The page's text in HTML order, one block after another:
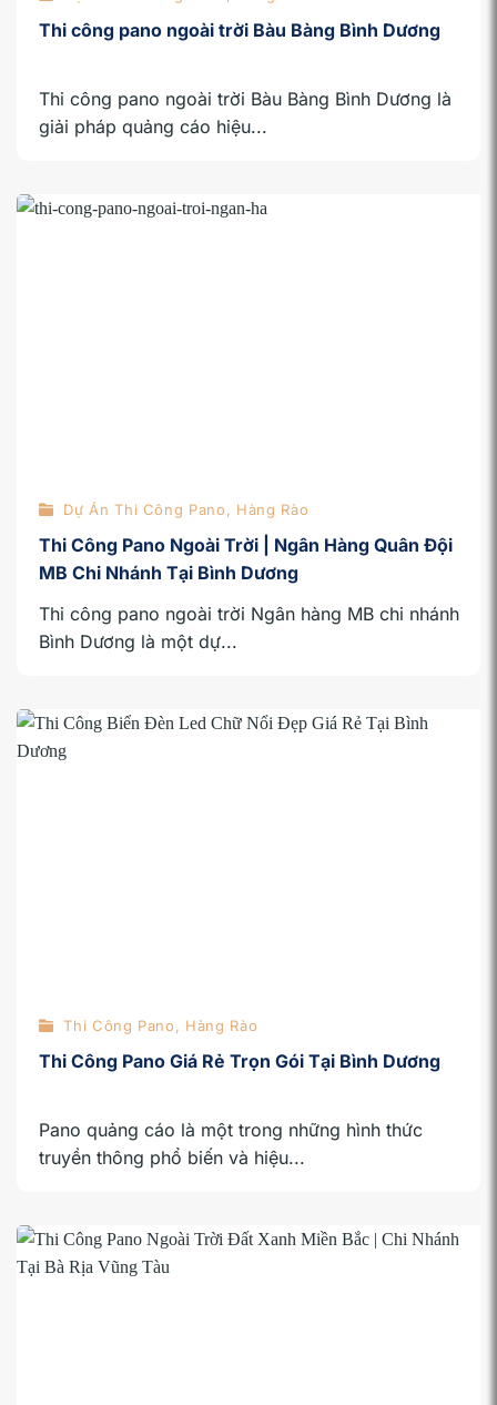
Thi công pano ngoài trời Bàu Bàng Bình Dương
Thi công pano ngoài trời Bàu Bàng Bình Dương là
giải pháp quảng cáo hiệu...
Dự Án Thi Công Pano, Hàng Rào
Thi Công Pano Ngoài Trời | Ngân Hàng Quân Đội
MB Chi Nhánh Tại Bình Dương
Thi công pano ngoài trời Ngân hàng MB chi nhánh
Bình Dương là một dự...
Thi Công Pano, Hàng Rào
Thi Công Pano Giá Rẻ Trọn Gói Tại Bình Dương
Pano quảng cáo là một trong những hình thức
truyền thông phổ biến và hiệu...